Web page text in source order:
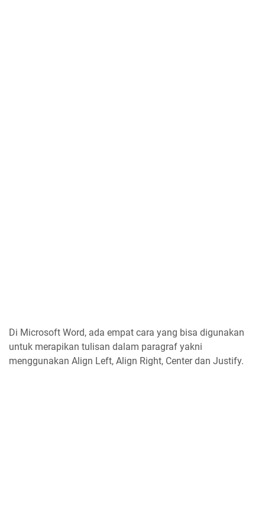
Di Microsoft Word, ada empat cara yang bisa digunakan
untuk merapikan tulisan dalam paragraf yakni
menggunakan Align Left, Align Right, Center dan Justify.